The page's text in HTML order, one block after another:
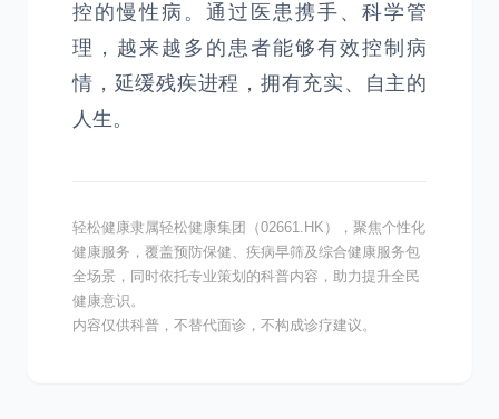
控的慢性病。通过医患携手、科学管
理，越来越多的患者能够有效控制病
情，延缓残疾进程，拥有充实、自主的
人生。
轻松健康隶属轻松健康集团（02661.HK），聚焦个性化
健康服务，覆盖预防保健、疾病早筛及综合健康服务包
全场景，同时依托专业策划的科普内容，助力提升全民
健康意识。
内容仅供科普，不替代面诊，不构成诊疗建议。